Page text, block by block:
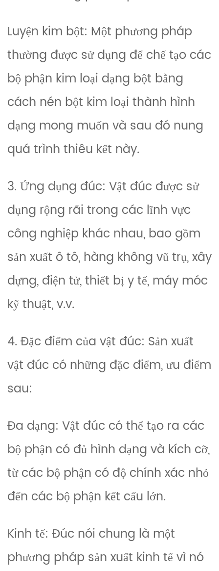
Luyện kim bột: Một phương pháp
thường được sử dụng để chế tạo các
bộ phận kim loại dạng bột bằng
cách nén bột kim loại thành hình
dạng mong muốn và sau đó nung
quá trình thiêu kết này.
3. Ứng dụng đúc: Vật đúc được sử
dụng rộng rãi trong các lĩnh vực
công nghiệp khác nhau, bao gồm
sản xuất ô tô, hàng không vũ trụ, xây
dựng, điện tử, thiết bị y tế, máy móc
kỹ thuật, v.v.
4. Đặc điểm của vật đúc: Sản xuất
vật đúc có những đặc điểm, ưu điểm
sau:
Đa dạng: Vật đúc có thể tạo ra các
bộ phận có đủ hình dạng và kích cỡ,
từ các bộ phận có độ chính xác nhỏ
đến các bộ phận kết cấu lớn.
Kinh tế: Đúc nói chung là một
phương pháp sản xuất kinh tế vì nó